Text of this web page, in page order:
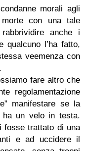
morali agli
con una tale
anche i
l’ha fatto,
veemenza con
fare altro che
regolamentazione
manifestare se la
un velo in testa.
fosse trattato di una
e ad uccidere il